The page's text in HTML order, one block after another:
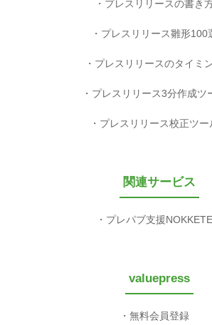
プレスリリースの書き
プレスリリース雛形100
プレスリリースのタイミ
プレスリリース3分作成ツ
プレスリリース校正ツー
関連サービス
プレパブ支援NOKKETE
valuepress
無料会員登録